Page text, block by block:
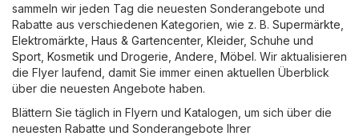
sammeln wir jeden Tag die neuesten Sonderangebote und
Rabatte aus verschiedenen Kategorien, wie z. B. Supermärkte
Elektromärkte Haus & Gartencenter, Kleider, Schuhe und
Sport Kosmetik und Drogerie Andere Möbel. Wir aktualisieren
die Flyer laufend, damit Sie immer einen aktuellen Überblick
über die neuesten Angebote haben.
Blättern Sie täglich in Flyern und Katalogen, um sich über die
neuesten Rabatte und Sonderangebote Ihrer